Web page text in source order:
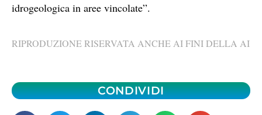
idrogeologica in aree vincolate”.
RIPRODUZIONE RISERVATA ANCHE AI FINI DELLA AI
CONDIVIDI